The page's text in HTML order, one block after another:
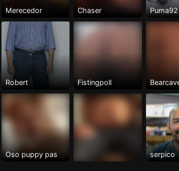
Merecedor Chaser Puma92
Robert Fistingpoll
Oso puppy pas serpico